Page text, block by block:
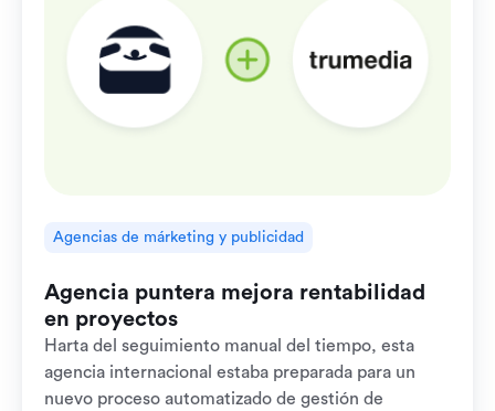
Agencias de márketing y publicidad
Agencia puntera mejora rentabilidad
en proyectos
Harta del seguimiento manual del tiempo, esta
agencia internacional estaba preparada para un
nuevo proceso automatizado de gestión de